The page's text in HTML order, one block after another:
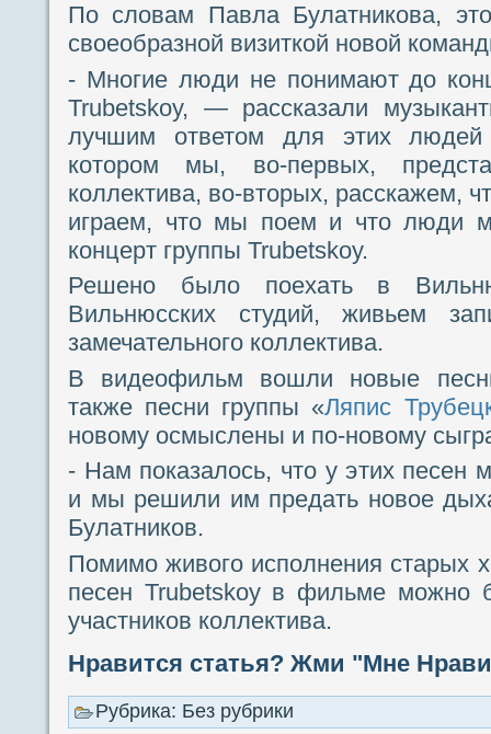
По словам Павла Булатникова,
своеобразной визиткой новой
- Многие люди не понимают до
Trubetskoy, — рассказали
лучшим ответом для этих
котором мы, во-первых,
коллектива, во-вторых, расскажем,
играем, что мы поем и что люди
концерт группы Trubetskoy.
Решено было поехать в
Вильнюсских студий, живьем
замечательного коллектива.
В видеофильм вошли новые
также песни группы «Ляпис
новому осмыслены и по-новому
- Нам показалось, что у этих песен
и мы решили им предать новое
Булатников.
Помимо живого исполнения старых
песен Trubetskoy в фильме можно
участников коллектива.
Нравится статья? Жми "Мне
Рубрика: Без рубрики